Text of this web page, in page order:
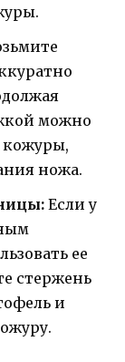
можно
кожуры,
ножа.
Если у
ее
стержень
и